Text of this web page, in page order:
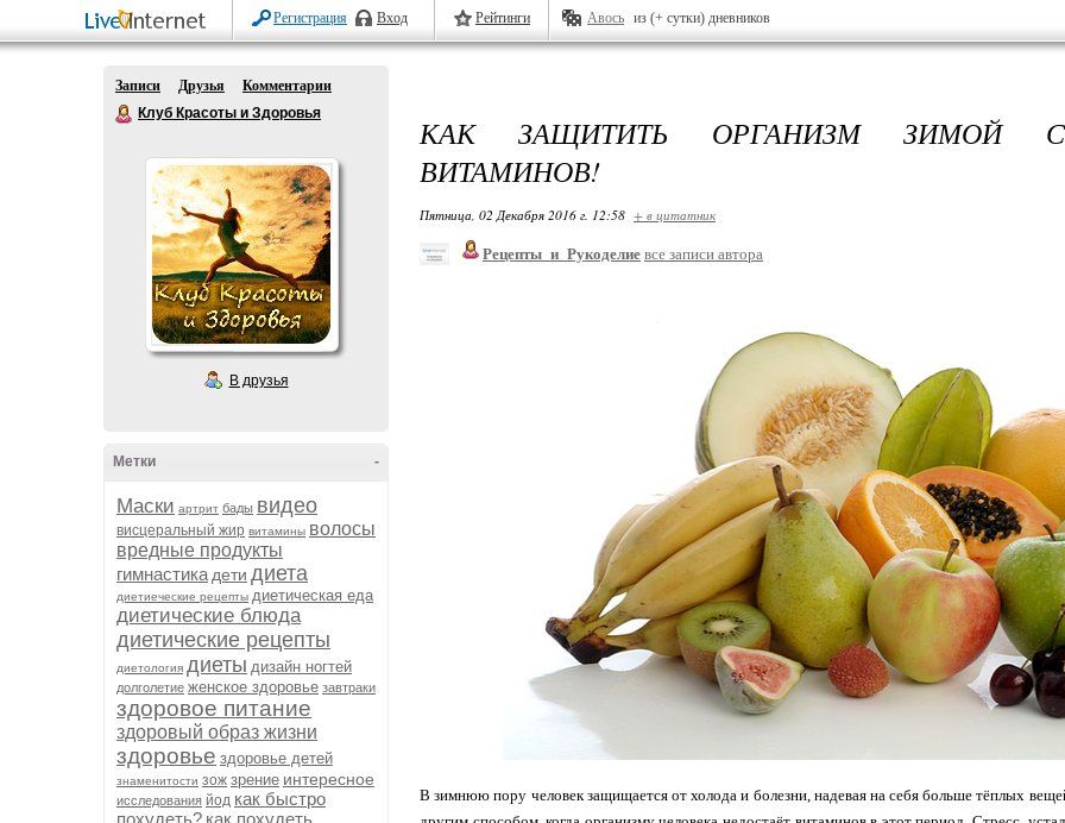
Регистрация Вход Рейтинги Авось из (+ сутки) дневников
Записи Друзья
Комментарии
Клуб Красоты и Здоровья
В друзья
-
Метки
Маски артрит бады видео
висцеральный жир витамины волосы
вредные продукты
гимнастика дети диета
диетиеческие рецепты диетическая еда
диетические блюда
диетические рецепты
диетология диеты дизайн ногтей
долголетие женское здоровье завтраки
здоровое питание
здоровый образ жизни
здоровье здоровье детей
знаменитости зож зрение интересное
исследования йод как быстро
похудеть? как похудеть
КАК ЗАЩИТИТЬ ОРГАНИЗМ ЗИМОЙ
ВИТАМИНОВ!
Пятница, 02 Декабря 2016 г. 12:58 + в цитатник
Рецепты_и_Рукоделие все записи автора
В зимнюю пору человек защищается от холода и болезни, надевая на себя больше тёплых